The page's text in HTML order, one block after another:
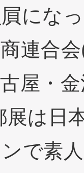
にな
連合
屋・
展は日
で素